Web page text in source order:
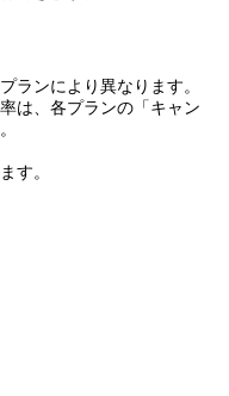
ランにより異なります。
は、各プランの「キャン
す。